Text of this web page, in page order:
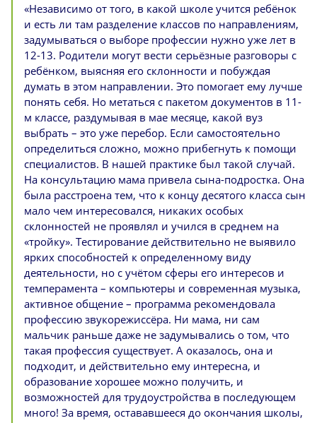
«Независимо от того, в какой школе учится ребёнок
и есть ли там разделение классов по направлениям,
задумываться о выборе профессии нужно уже лет в
12-13. Родители могут вести серьёзные разговоры с
ребёнком, выясняя его склонности и побуждая
думать в этом направлении. Это помогает ему лучше
понять себя. Но метаться с пакетом документов в 11-
м классе, раздумывая в мае месяце, какой вуз
выбрать – это уже перебор. Если самостоятельно
определиться сложно, можно прибегнуть к помощи
специалистов. В нашей практике был такой случай.
На консультацию мама привела сына-подростка. Она
была расстроена тем, что к концу десятого класса сын
мало чем интересовался, никаких особых
склонностей не проявлял и учился в среднем на
«тройку». Тестирование действительно не выявило
ярких способностей к определенному виду
деятельности, но с учётом сферы его интересов и
темперамента – компьютеры и современная музыка,
активное общение – программа рекомендовала
профессию звукорежиссёра. Ни мама, ни сам
мальчик раньше даже не задумывались о том, что
такая профессия существует. А оказалось, она и
подходит, и действительно ему интересна, и
образование хорошее можно получить, и
возможностей для трудоустройства в последующем
много! За время, остававшееся до окончания школы,